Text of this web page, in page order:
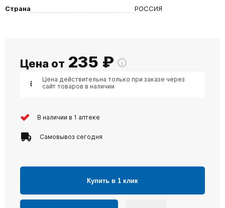
Страна
РОССИЯ
Цена от 235 ₽
Цена действительна только при заказе через
сайт товаров в наличии
В наличии в 1 аптеке
Самовывоз сегодня
Купить в 1 клик